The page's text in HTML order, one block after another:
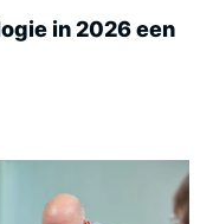
in 2026 een